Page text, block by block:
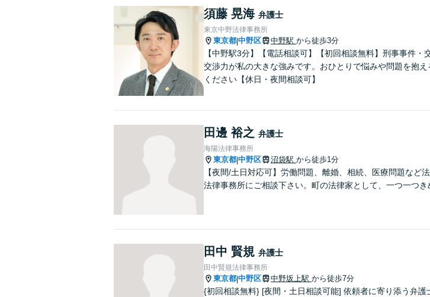
須藤 晃海 弁護士
東京中野法律事務所
東京都|中野区 中野駅 から徒歩3分
【中野駅3分】【電話相談可】【初回相談無料】刑事事件
交渉力が私の大きな強みです。おひとりで悩みや問題を抱
ください【休日・夜間相談可】
田邊 裕之 弁護士
海陽法律事務所
東京都|中野区 沼袋駅 から徒歩1分
【夜間/土日対応可】労働問題、離婚、相続、医療問題など
法律事務所にご相談下さい。町の法律家として、一つ一つき
田中 賢規 弁護士
田中賢規法律事務所
東京都|中野区 中野坂上駅 から徒歩7分
{初回相談無料} [夜間・土日相談可能] 依頼者に寄り添う弁